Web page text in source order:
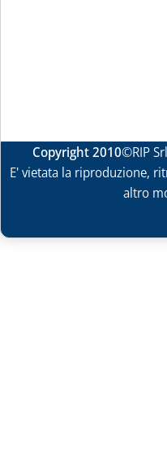
Copyright 2010©RIP
E' vietata la riproduzione,
altro